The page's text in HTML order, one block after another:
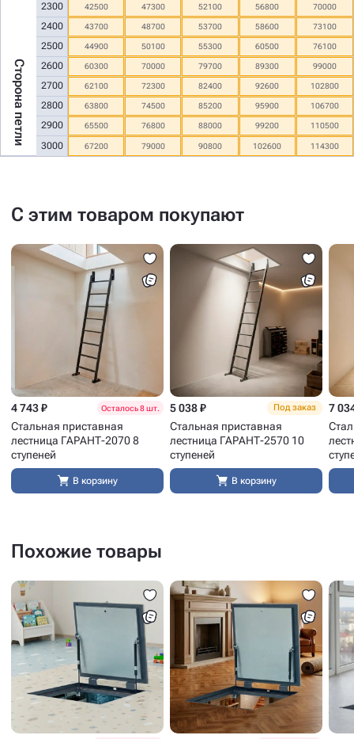
Сторона петли
2300
2400
2500
2600
2700
2800
2900
3000
42500 47300 52100 56800 70000
43700 48700 53700 58600 73100
44900 50100 55300 60500 76100
60300 70000 79700 89300 99000
62100 72300 82400 92600 102800
63800 74500 85200 95900 106700
65500 76800 88000 99200 110500
67200 79000 90800 102600 114300
С этим товаром покупают
4 743 ₽ Осталось 8 шт.
Стальная приставная
лестница ГАРАНТ-2070 8
ступеней
В корзину
5 038 ₽ Под заказ
Стальная приставная
лестница ГАРАНТ-2570 10
ступеней
В корзину
7
Похожие товары